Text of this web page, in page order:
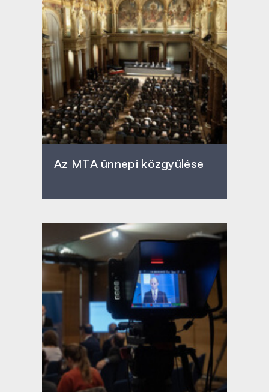
Az MTA ünnepi közgyűlése